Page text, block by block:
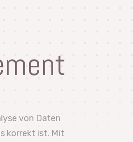
von Daten
korrekt ist. Mit